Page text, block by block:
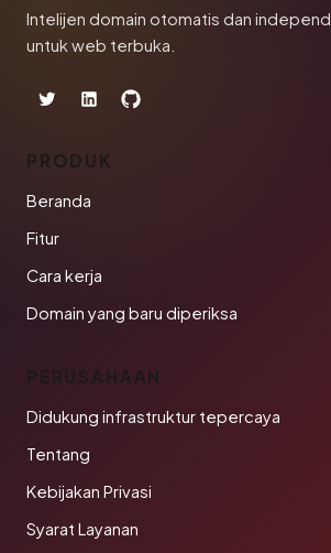
Intelijen domain otomatis dan
untuk web terbuka.
PRODUK
Beranda
Fitur
Cara kerja
Domain yang baru diperiksa
PERUSAHAAN
Didukung infrastruktur tepercaya
Tentang
Kebijakan Privasi
Syarat Layanan